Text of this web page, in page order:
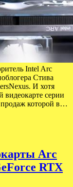
Intel Arc
Стива
И хотя
видеокарте серии
которой в…
Arc
RTX